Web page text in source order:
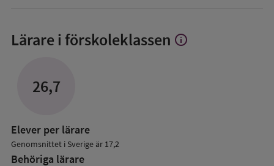
Lärare i förskoleklassen Visa
info
26,7
Elever per lärare
Genomsnittet i Sverige är 17,2
Behöriga lärare